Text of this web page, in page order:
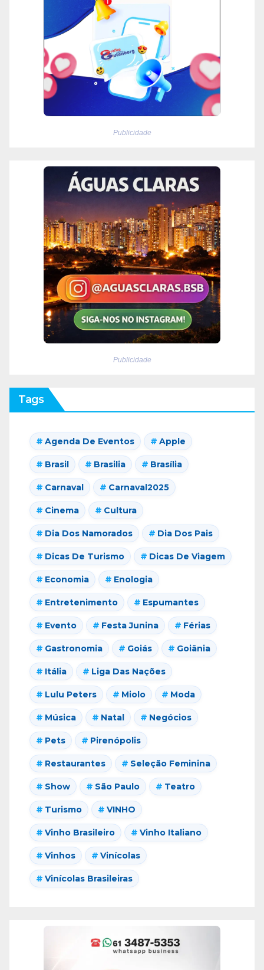
Publicidade
Publicidade
Tags
Agenda De Eventos Apple
Brasil Brasilia Brasília
Carnaval Carnaval2025
Cinema Cultura
Dia Dos Namorados Dia Dos Pais
Dicas De Turismo Dicas De Viagem
Economia Enologia
Entretenimento Espumantes
Evento Festa Junina Férias
Gastronomia Goiás Goiânia
Itália Liga Das Nações
Lulu Peters Miolo Moda
Música Natal Negócios
Pets Pirenópolis
Restaurantes Seleção Feminina
Show São Paulo Teatro
Turismo VINHO
Vinho Brasileiro Vinho Italiano
Vinhos Vinícolas
Vinícolas Brasileiras